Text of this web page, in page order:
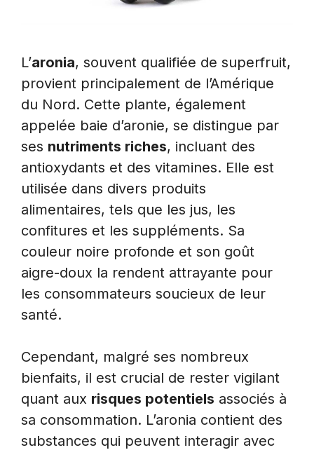
L’aronia, souvent qualifiée de superfruit,
provient principalement de l’Amérique
du Nord. Cette plante, également
appelée baie d’aronie, se distingue par
ses nutriments riches, incluant des
antioxydants et des vitamines. Elle est
utilisée dans divers produits
alimentaires, tels que les jus, les
confitures et les suppléments. Sa
couleur noire profonde et son goût
aigre-doux la rendent attrayante pour
les consommateurs soucieux de leur
santé.
Cependant, malgré ses nombreux
bienfaits, il est crucial de rester vigilant
quant aux risques potentiels associés à
sa consommation. L’aronia contient des
substances qui peuvent interagir avec